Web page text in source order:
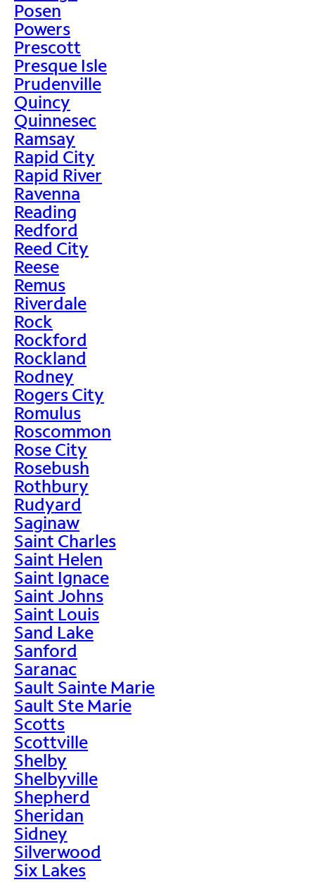
Posen
Powers
Prescott
Presque Isle
Prudenville
Quincy
Quinnesec
Ramsay
Rapid City
Rapid River
Ravenna
Reading
Redford
Reed City
Reese
Remus
Riverdale
Rock
Rockford
Rockland
Rodney
Rogers City
Romulus
Roscommon
Rose City
Rosebush
Rothbury
Rudyard
Saginaw
Saint Charles
Saint Helen
Saint Ignace
Saint Johns
Saint Louis
Sand Lake
Sanford
Saranac
Sault Sainte Marie
Sault Ste Marie
Scotts
Scottville
Shelby
Shelbyville
Shepherd
Sheridan
Sidney
Silverwood
Six Lakes